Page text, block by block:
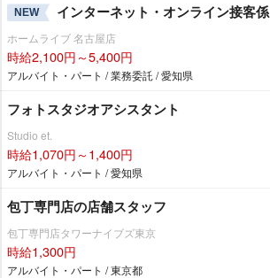
NEW インターネット・オンライン接客係
ホームライブ 名古屋店
時給2,100円～5,400円
アルバイト・パート / 業務委託 / 愛知県
フォトスタジオアシスタント
Studio et.
時給1,070円～1,400円
アルバイト・パート / 愛知県
包丁専門店の店舗スタッフ
包丁専門店タワーナイブズ東京
時給1,300円
アルバイト・パート / 東京都